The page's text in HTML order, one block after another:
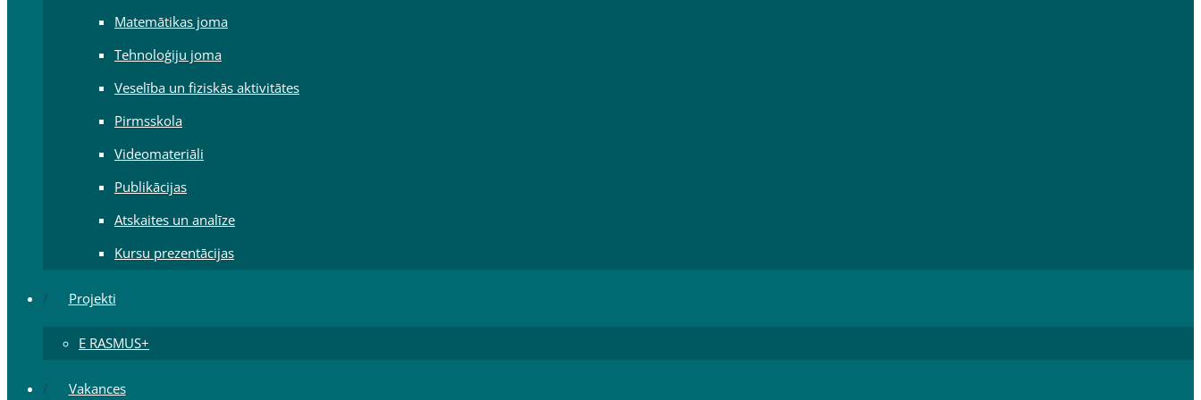
Matemātikas joma
Tehnoloģiju joma
Veselība un fiziskās aktivitātes
Pirmsskola
Videomateriāli
Publikācijas
Atskaites un analīze
Kursu prezentācijas
Projekti
E RASMUS+
Vakances